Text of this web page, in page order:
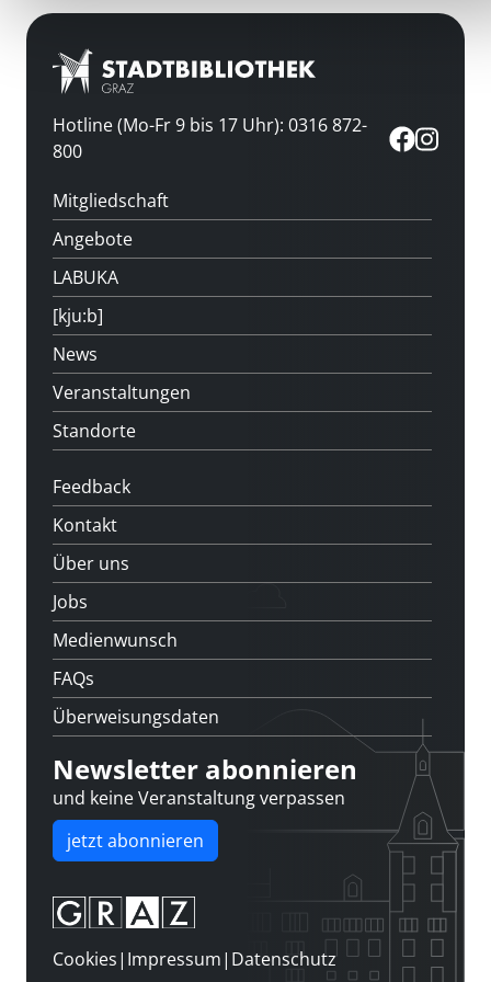
Hotline (Mo-Fr 9 bis 17 Uhr): 0316 872-
800
Mitgliedschaft
Angebote
LABUKA
[kju:b]
News
Veranstaltungen
Standorte
Feedback
Kontakt
Über uns
Jobs
Medienwunsch
FAQs
Überweisungsdaten
Newsletter abonnieren
und keine Veranstaltung verpassen
jetzt abonnieren
Cookies| Impressum| Datenschutz